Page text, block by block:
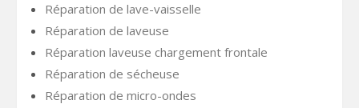
Réparation de lave-vaisselle
Réparation de laveuse
Réparation laveuse chargement frontale
Réparation de sécheuse
Réparation de micro-ondes